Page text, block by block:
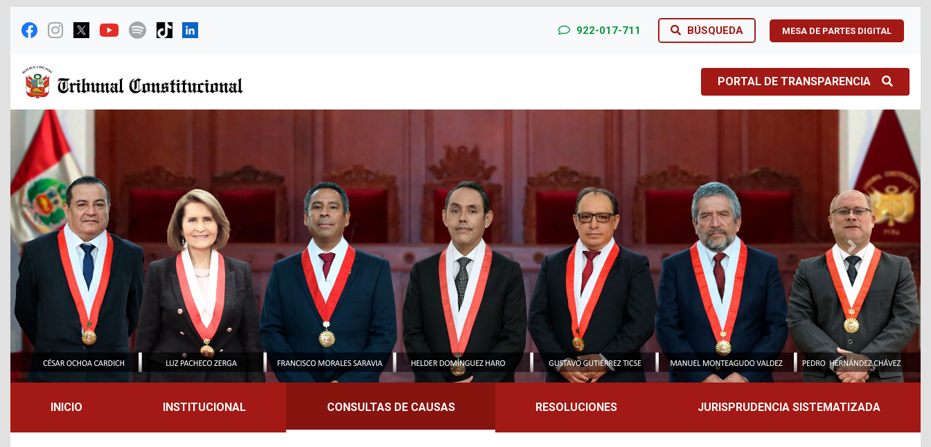
922-017-711 BÚSQUEDA MESA DE PARTES DIGITAL
PORTAL DE TRANSPARENCIA
Previous Next
INICIO INSTITUCIONAL CONSULTAS DE CAUSAS RESOLUCIONES JURISPRUDENCIA SISTEMATIZADA